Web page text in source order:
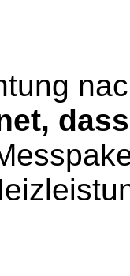
dass